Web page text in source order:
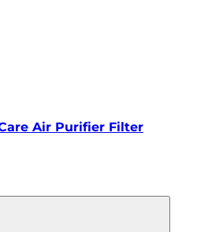
Air Purifier Filter